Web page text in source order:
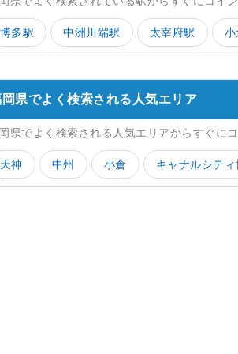
博多駅 中洲川端駅 太宰府駅 小
県でよく検索される人気エリア
県でよく検索される人気エリアからすぐに
天神 中州 小倉 キャナルシティ